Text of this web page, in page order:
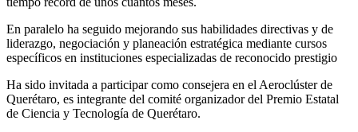
En paralelo ha seguido mejorando sus habilidades directivas y de
liderazgo, negociación y planeación estratégica mediante cursos
específicos en instituciones especializadas de reconocido prestigio
Ha sido invitada a participar como consejera en el Aeroclúster de
Querétaro, es integrante del comité organizador del Premio Estatal
de Ciencia y Tecnología de Querétaro.